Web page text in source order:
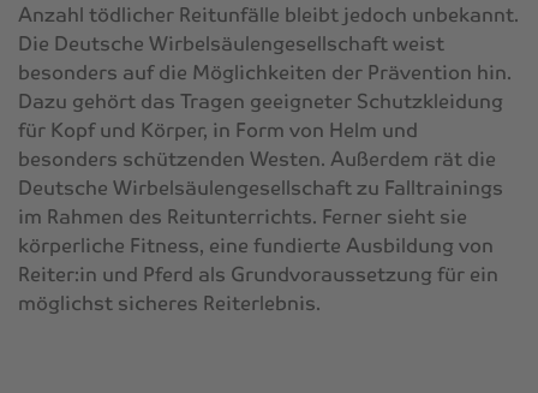
Anzahl tödlicher Reitunfälle bleibt jedoch unbekannt.
Die Deutsche Wirbelsäulengesellschaft weist
besonders auf die Möglichkeiten der Prävention hin.
Dazu gehört das Tragen geeigneter Schutzkleidung
für Kopf und Körper, in Form von Helm und
besonders schützenden Westen. Außerdem rät die
Deutsche Wirbelsäulengesellschaft zu Falltrainings
im Rahmen des Reitunterrichts. Ferner sieht sie
körperliche Fitness, eine fundierte Ausbildung von
Reiter:in und Pferd als Grundvoraussetzung für ein
möglichst sicheres Reiterlebnis.